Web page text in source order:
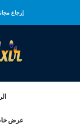
إرجاع
عرض